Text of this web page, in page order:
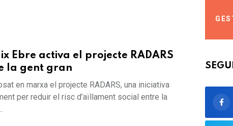
Ebre activa el projecte RADARS
la gent gran
en marxa el projecte RADARS, una iniciativa
per reduir el risc d’aïllament social entre la